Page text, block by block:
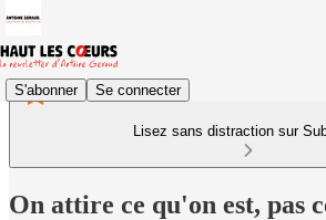
S'abonner Se connecter
Lisez sans distraction sur
On attire ce qu'on est, pas